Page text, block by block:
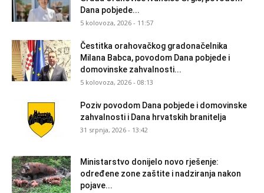
Dana pobjede...
5 kolovoza, 2026 - 11:57
Čestitka orahovačkog gradonačelnika
Milana Babca, povodom Dana pobjede i
domovinske zahvalnosti...
5 kolovoza, 2026 - 08:13
Poziv povodom Dana pobjede i domovinske
zahvalnosti i Dana hrvatskih branitelja
31 srpnja, 2026 - 13:42
Ministarstvo donijelo novo rješenje:
određene zone zaštite i nadziranja nakon
pojave...